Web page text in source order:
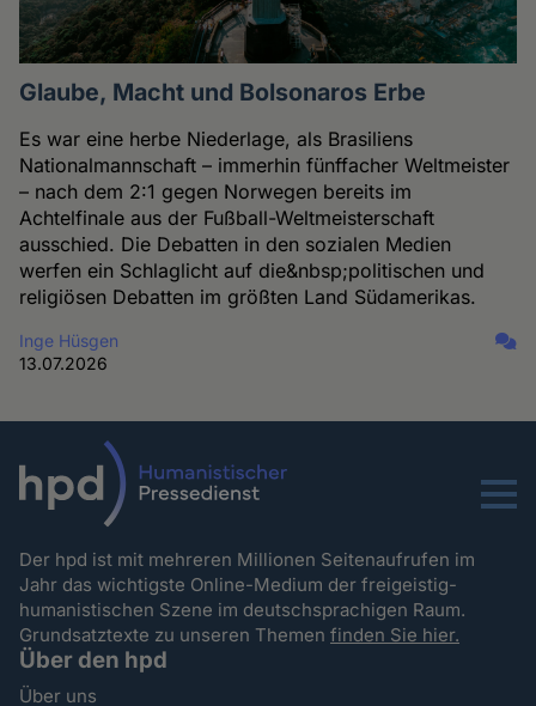
Glaube, Macht und Bolsonaros Erbe
Es war eine herbe Niederlage, als Brasiliens
Nationalmannschaft – immerhin fünffacher Weltmeister
– nach dem 2:1 gegen Norwegen bereits im
Achtelfinale aus der Fußball-Weltmeisterschaft
ausschied. Die Debatten in den sozialen Medien
werfen ein Schlaglicht auf die&nbsp;politischen und
religiösen Debatten im größten Land Südamerikas.
Inge Hüsgen
13.07.2026
Menu
Der hpd ist mit mehreren Millionen Seitenaufrufen im
Jahr das wichtigste Online-Medium der freigeistig-
humanistischen Szene im deutschsprachigen Raum.
Grundsatztexte zu unseren Themenfinden Sie hier.
Über den hpd
Über uns